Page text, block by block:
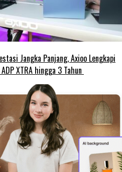
Jangka Panjang, Axioo Lengkapi
XTRA hingga 3 Tahun